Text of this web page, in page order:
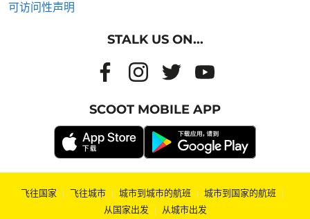
可访问性声明
STALK US ON...
SCOOT MOBILE APP
飞往国家 | 飞往城市 | 城市到城市的航班 | 城市到国家的航班 |
从国家出发 | 从城市出发